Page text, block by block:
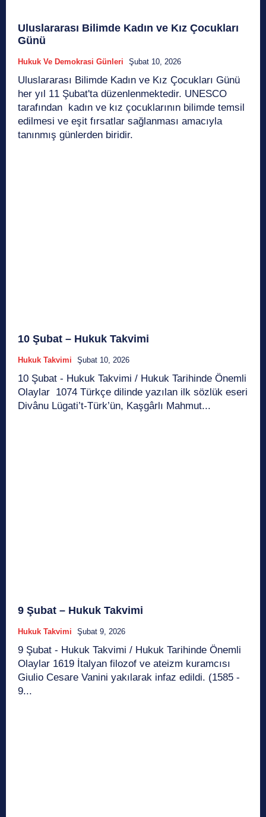
Uluslararası Bilimde Kadın ve Kız Çocukları
Günü
Hukuk Ve Demokrasi Günleri Şubat 10, 2026
Uluslararası Bilimde Kadın ve Kız Çocukları Günü
her yıl 11 Şubat'ta düzenlenmektedir. UNESCO
tarafından kadın ve kız çocuklarının bilimde temsil
edilmesi ve eşit fırsatlar sağlanması amacıyla
tanınmış günlerden biridir.
10 Şubat – Hukuk Takvimi
Hukuk Takvimi Şubat 10, 2026
10 Şubat - Hukuk Takvimi / Hukuk Tarihinde Önemli
Olaylar 1074 Türkçe dilinde yazılan ilk sözlük eseri
Divânu Lügati’t-Türk’ün, Kaşgârlı Mahmut...
9 Şubat – Hukuk Takvimi
Hukuk Takvimi Şubat 9, 2026
9 Şubat - Hukuk Takvimi / Hukuk Tarihinde Önemli
Olaylar 1619 İtalyan filozof ve ateizm kuramcısı
Giulio Cesare Vanini yakılarak infaz edildi. (1585 -
9...